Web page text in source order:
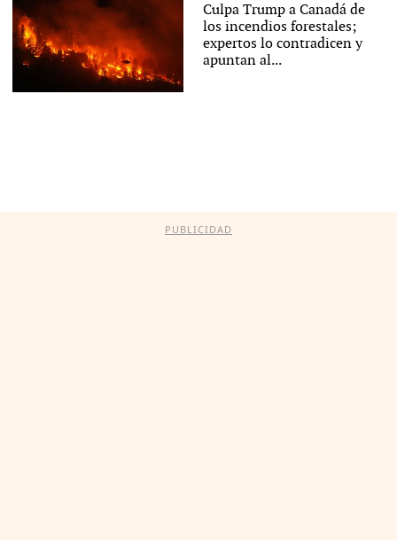
Culpa Trump a Canadá de
los incendios forestales;
expertos lo contradicen y
apuntan al...
PUBLICIDAD